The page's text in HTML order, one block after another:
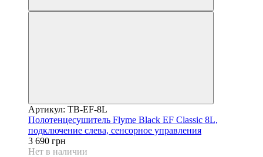
Артикул: TB-EF-8L
Полотенцесушитель Flyme Black EF Classic 8L,
подключение слева, сенсорное управления
3 690 грн
Нет в наличии